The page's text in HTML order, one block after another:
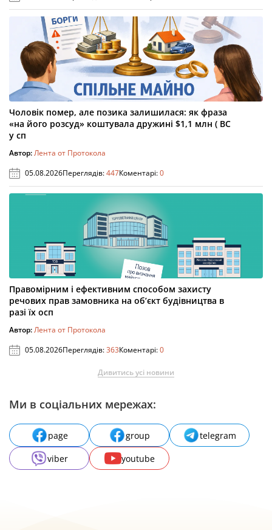
Чоловік помер, але позика залишилася: як фраза
«на його розсуд» коштувала дружині $1,1 млн ( ВС
у сп
Автор:Лента от Протокола
05.08.2026Переглядів:447Коментарі:0
Правомірним і ефективним способом захисту
речових прав замовника на об’єкт будівництва в
разі їх осп
Автор:Лента от Протокола
05.08.2026Переглядів:363Коментарі:0
Дивитись усі новини
Ми в соціальних мережах:
page group
telegram
viber
youtube